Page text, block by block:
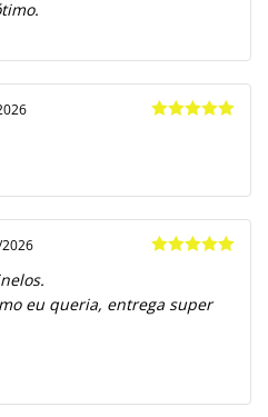
eu queria, entrega super